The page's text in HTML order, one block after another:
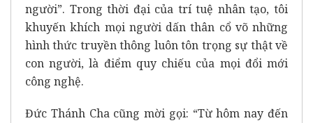
người”. Trong thời đại của trí tuệ nhân tạo, tôi
khuyến khích mọi người dấn thân cổ võ những
hình thức truyền thông luôn tôn trọng sự thật về
con người, là điểm quy chiếu của mọi đổi mới
công nghệ.
Đức Thánh Cha cũng mời gọi: “Từ hôm nay đến